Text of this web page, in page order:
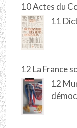
10 Actes du
11
12 La France
12